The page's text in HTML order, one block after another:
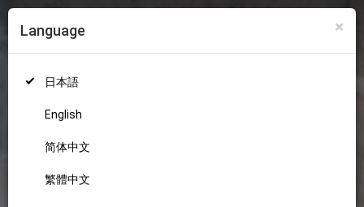
×
Language
日本語
English
简体中文
繁體中文
18+